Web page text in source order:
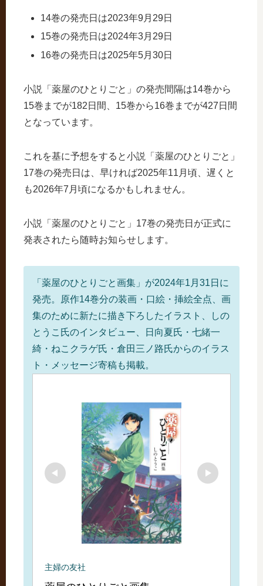
14巻の発売日は2023年9月29日
15巻の発売日は2024年3月29日
16巻の発売日は2025年5月30日
小説「薬屋のひとりごと」の発売間隔は14巻から
15巻までが182日間、15巻から16巻までが427日間
となっています。
これを基に予想をすると小説「薬屋のひとりごと」
17巻の発売日は、早ければ2025年11月頃、遅くと
も2026年7月頃になるかもしれません。
小説「薬屋のひとりごと」17巻の発売日が正式に
発表されたら随時お知らせします。
「薬屋のひとりごと画集」が2024年1月31日に
発売。原作14巻分の装画・口絵・挿絵全点、画
集のために新たに描き下ろしたイラスト、しの
とうこ氏のインタビュー、日向夏氏・七緒一
綺・ねこクラゲ氏・倉田三ノ路氏からのイラス
ト・メッセージ寄稿も掲載。
主婦の友社